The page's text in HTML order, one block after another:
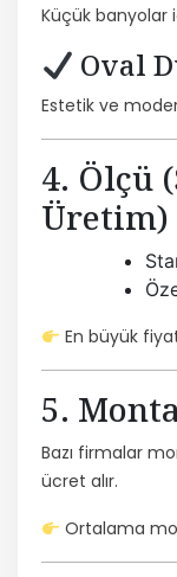
Küçük banyolar
Oval
Estetik ve
4. Ölçü
Üretim)
En büyük
5.
Bazı firmalar
ücret alır.
Ortalama